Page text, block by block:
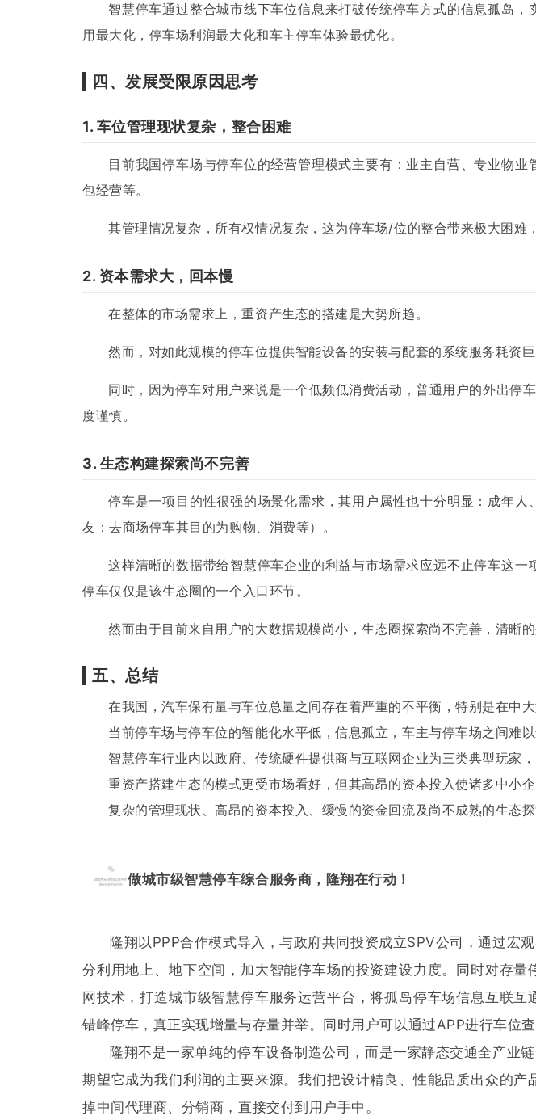
智慧停车通过整合城市线下车位信息来打破传统停车方式的信息孤岛
用最大化，停车场利润最大化和车主停车体验最优化。
四、发展受限原因思考
1. 车位管理现状复杂，整合困难
目前我国停车场与停车位的经营管理模式主要有：业主自营、专业物
包经营等。
其管理情况复杂，所有权情况复杂，这为停车场/位的整合带来极大困难
2. 资本需求大，回本慢
在整体的市场需求上，重资产生态的搭建是大势所趋。
然而，对如此规模的停车位提供智能设备的安装与配套的系统服务耗资
同时，因为停车对用户来说是一个低频低消费活动，普通用户的外出停
度谨慎。
3. 生态构建探索尚不完善
停车是一项目的性很强的场景化需求，其用户属性也十分明显：成年
友；去商场停车其目的为购物、消费等）。
这样清晰的数据带给智慧停车企业的利益与市场需求应远不止停车这
停车仅仅是该生态圈的一个入口环节。
然而由于目前来自用户的大数据规模尚小，生态圈探索尚不完善，清晰
五、总结
在我国，汽车保有量与车位总量之间存在着严重的不平衡，特别是在中
当前停车场与停车位的智能化水平低，信息孤立，车主与停车场之间难
智慧停车行业内以政府、传统硬件提供商与互联网企业为三类典型玩家，
重资产搭建生态的模式更受市场看好，但其高昂的资本投入使诸多中小企
复杂的管理现状、高昂的资本投入、缓慢的资金回流及尚不成熟的生态
做城市级智慧停车综合服务商，隆翔在行动！
隆翔以PPP合作模式导入，与政府共同投资成立SPV公司，通过宏
分利用地上、地下空间，加大智能停车场的投资建设力度。同时对存
网技术，打造城市级智慧停车服务运营平台，将孤岛停车场信息互联
错峰停车，真正实现增量与存量并举。同时用户可以通过APP进行车位
隆翔不是一家单纯的停车设备制造公司，而是一家静态交通全产业
期望它成为我们利润的主要来源。我们把设计精良、性能品质出众的
掉中间代理商、分销商，直接交付到用户手中。